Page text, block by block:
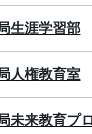
生涯学習部
人権教育室
未来教育プ